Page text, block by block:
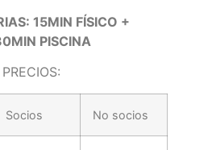
15MIN FÍSICO +
PISCINA
PRECIOS:
Socios No socios